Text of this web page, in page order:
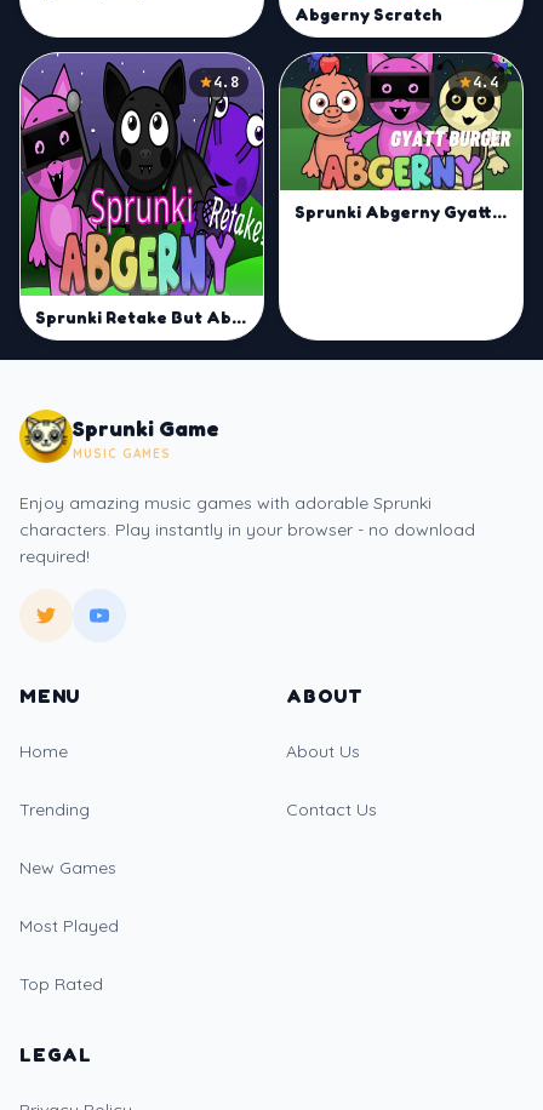
Abgerny Scratch
4.8
Sprunki Retake But Abgerny
4.4
Sprunki Abgerny Gyatt Burger | Mix Sprunki Beats Now
Sprunki Game
MUSIC GAMES
Enjoy amazing music games with adorable Sprunki
characters. Play instantly in your browser - no download
required!
MENU
Home
Trending
New Games
Most Played
Top Rated
ABOUT
About Us
Contact Us
LEGAL